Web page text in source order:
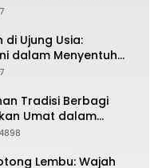
Ujung Usia:
dalam Menyentuh
Tradisi Berbagi
Umat dalam
dalam
4898
Lembu: Wajah